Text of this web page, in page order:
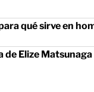
qué sirve en
de Elize